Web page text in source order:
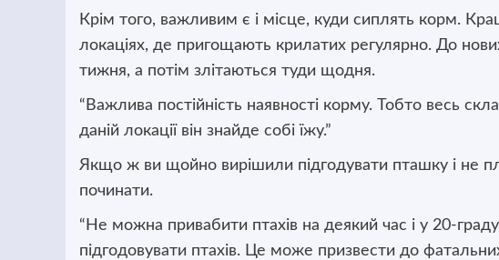
Крім того, важливим є і місце, куди сиплять корм.
локаціях, де пригощають крилатих регулярно. До
тижня, а потім злітаються туди щодня.
“Важлива постійність наявності корму. Тобто весь
даній локації він знайде собі їжу.”
Якщо ж ви щойно вирішили підгодувати пташку і не
починати.
“Не можна привабити птахів на деякий час і у 20-
підгодовувати птахів. Це може призвести до фатальних